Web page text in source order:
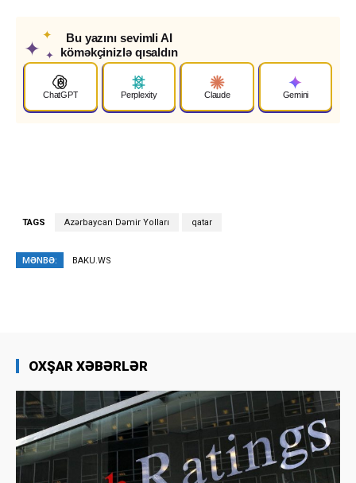
✦
✦
✦
Bu yazını sevimli AI
köməkçinizlə qısaldın
ChatGPT Perplexity Claude Gemini
TAGS Azərbaycan Dəmir Yolları qatar
MƏNBƏ: BAKU.WS
OXŞAR XƏBƏRLƏR